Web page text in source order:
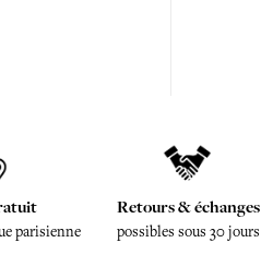
parisienne
Retours & échanges
possibles sous 30 jours